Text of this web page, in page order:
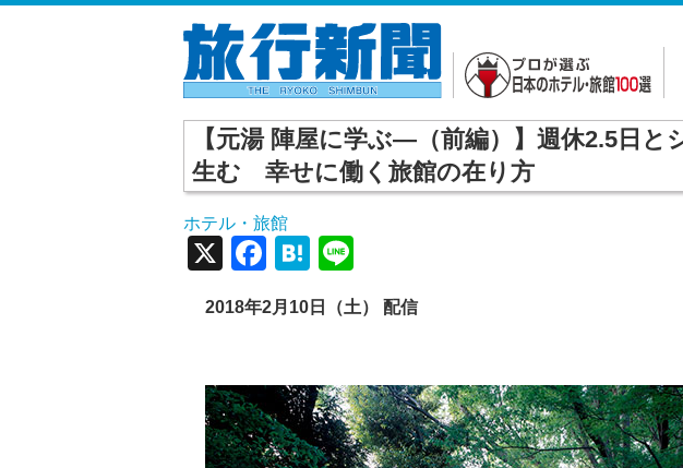
【元湯 陣屋に学ぶ―（前編）】週休2.5日と
生む 幸せに働く旅館の在り方
ホテル・旅館
X Facebook
Hatena
2018年2月10日（土） 配信